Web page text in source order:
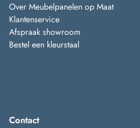
Over Meubelpanelen op Maat
Klantenservice
Afspraak showroom
Bestel een kleurstaal
Contact